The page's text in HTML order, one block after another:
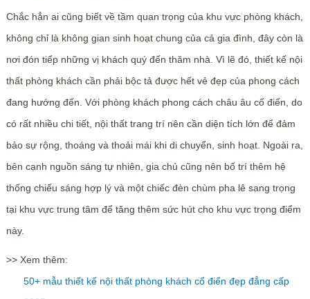
Chắc hẳn ai cũng biết về tầm quan trọng của khu vực phòng khách,
không chỉ là không gian sinh hoạt chung của cả gia đình, đây còn là
nơi đón tiếp những vị khách quý đến thăm nhà. Vì lẽ đó, thiết kế nội
thất phòng khách cần phải bộc tả được hết vẻ đẹp của phong cách
đang hướng đến. Với phòng khách phong cách châu âu cổ điển, do
có rất nhiều chi tiết, nội thất trang trí nên cần diện tích lớn để đảm
bảo sự rộng, thoáng và thoải mái khi di chuyển, sinh hoạt. Ngoài ra,
bên cạnh nguồn sáng tự nhiên, gia chủ cũng nên bố trí thêm hệ
thống chiếu sáng hợp lý và một chiếc đèn chùm pha lê sang trọng
tại khu vực trung tâm để tăng thêm sức hút cho khu vực trọng điểm
này.
>> Xem thêm:
50+ mẫu thiết kế nội thất phòng khách cổ điển đẹp đẳng cấp